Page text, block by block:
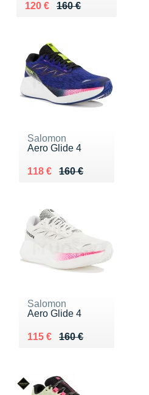
160 €
Au lieu de 160 €
120 €
Vendu 120 €
Salomon
Aero Glide 4
160 €
Au lieu de 160 €
118 €
Vendu 118 €
Salomon
Aero Glide 4
160 €
Au lieu de 160 €
115 €
Vendu 115 €